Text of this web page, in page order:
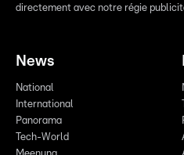
directement avec notre régie
News
National
International
Panorama
Tech-World